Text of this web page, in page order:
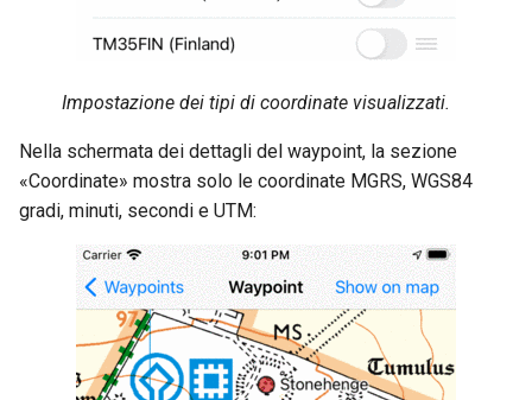
Impostazione dei tipi di coordinate visualizzati.
Nella schermata dei dettagli del waypoint, la sezione
«Coordinate» mostra solo le coordinate MGRS, WGS84
gradi, minuti, secondi e UTM: